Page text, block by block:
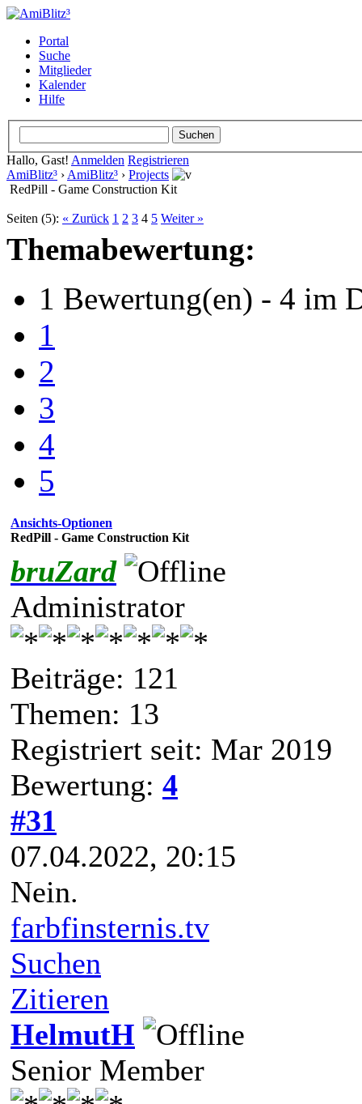
Portal
Suche
Mitglieder
Kalender
Hilfe
Hallo, Gast! Anmelden Registrieren
AmiBlitz³ › AmiBlitz³ › Projects
RedPill - Game Construction Kit
Seiten (5): « Zurück 1 2 3 4 5 Weiter »
Themabewertung:
1 Bewertung(en) - 4 im
1
2
3
4
5
Ansichts-Optionen
RedPill - Game Construction Kit
bruZard
Administrator
Beiträge: 121
Themen: 13
Registriert seit: Mar 2019
Bewertung: 4
#31
07.04.2022, 20:15
Nein.
farbfinsternis.tv
Suchen
Zitieren
HelmutH
Senior Member